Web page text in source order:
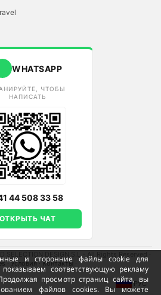
и сторонние файлы cookie для
соответствующую рекламу
просмотр страниц сайта, вы
файлов cookies. Вы можете
WHATSAPP
ЧТОБЫ
НАПИСАТЬ
44 508 33 58
ОТКРЫТЬ ЧАТ
DESIGN S.L - All Rights Reserved
·Условия· Контакты
РУС